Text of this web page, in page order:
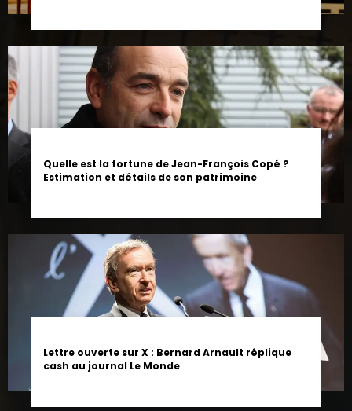
Quelle est la fortune de Jean-François Copé ?
Estimation et détails de son patrimoine
Lettre ouverte sur X : Bernard Arnault réplique
cash au journal Le Monde